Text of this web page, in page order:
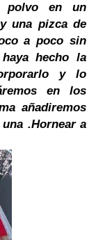
polvo en un
una pizca de
a poco sin
hecho la
y lo
en los
añadiremos
.Hornear a